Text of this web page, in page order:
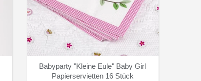
Babyparty "Kleine Eule" Baby Girl
Papierservietten 16 Stück